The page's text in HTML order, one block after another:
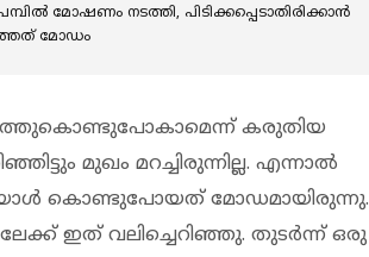
മോഷണം നടത്തി, പിടിക്കപ്പെടാതിരിക്കാൻ
മോഡം
കരുതിയ
മുഖം മറച്ചിരുന്നില്ല. എന്നാല്‍
കൊണ്ടുപോയത് മോഡമായിരുന്നു.
ഇത് വലിച്ചെറിഞ്ഞു. തുടര്‍ന്ന് ഒരു